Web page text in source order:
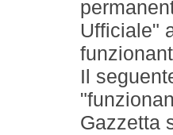
Ufficiale"
Il
Gazzetta